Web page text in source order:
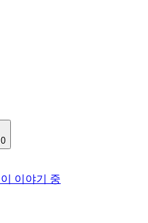
0
이 이야기 중